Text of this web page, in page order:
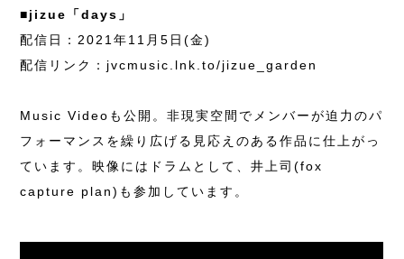
■jizue「days」
配信日：2021年11月5日(金)
配信リンク： jvcmusic.lnk.to/jizue_garden
Music Videoも公開。非現実空間でメンバーが迫力のパ
フォーマンスを繰り広げる見応えのある作品に仕上がっ
ています。映像にはドラムとして、井上司(fox
capture plan)も参加しています。